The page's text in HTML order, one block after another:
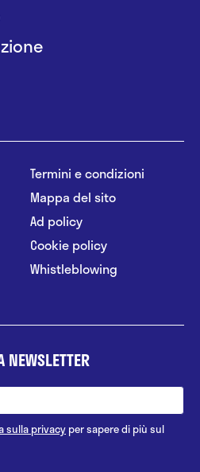
Termini e condizioni
Mappa del sito
Ad policy
Cookie policy
Whistleblowing
NEWSLETTER
sulla privacyper sapere di più sul